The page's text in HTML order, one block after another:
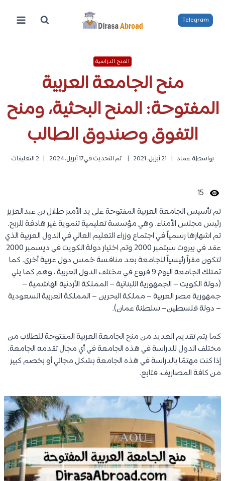
المحتوى
Telegram
المنح الدراسية
منح الجامعة العربية
المفتوحة: المنح البحثية، ومنح
التفوق وصندوق الطالب
بواسطة عماد 21 أبريل، 2021 تم التحديث في17 أبريل، 2024 2 التعليقات
15
تم تأسيس الجامعة العربية المفتوحة على يد الأمير طلال بن عبدالعزيز
رئيس مجلس الأمناء. وهي مؤسسة تعليمية تنموية غير هادفة للربح.
تم اشهارها رسمياً في اجتماع وزراء التعليم العالي في الدول العربية الذي
عقد في بيروت سبتمبر 2000 وتم اختيار دولة الكويت في ديسمبر 2000
لتكون مقراً رئيسياً للجامعة بعد منافسة خمس دول عربية أخرى. كما
تمتلك الجامعة اليوم 9 فروع في مختلف الدول العربية ، وهم كما يلي
(دولة الكويت – الجمهورية اللبنانية – المملكة الأردنية الهاشمية –
جمهورية مصر العربية – مملكة البحرين – المملكة العربية السعودية
– دولة فلسطين– سلطنة عمان).
كما يتم تقديم العديد من منح الجامعة العربية المفتوحة للطلاب من
مختلف الدول للدراسة في هذه الجامعة في أي مجال تقدمه الجامعة.
إذا كنت مهتمًا بالدراسة في هذه الجامعة بشكل مجاني أو بخصم كبير
من كافة المصاريف، فتابع.